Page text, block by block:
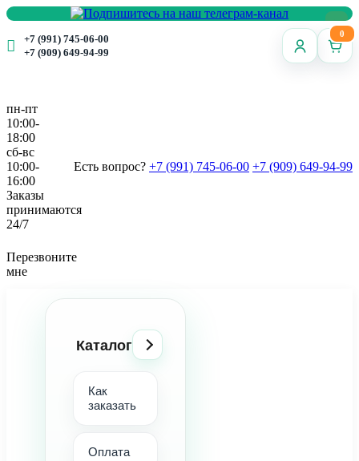
+7 (991) 745-06-00
+7 (909) 649-94-99
0
пн-пт
10:00-
18:00
сб-вс
10:00-
16:00
Заказы
принимаются
24/7
Есть вопрос? +7 (991) 745-06-00 +7 (909) 649-94-99
Перезвоните
мне
Каталог
Как
заказать
Оплата